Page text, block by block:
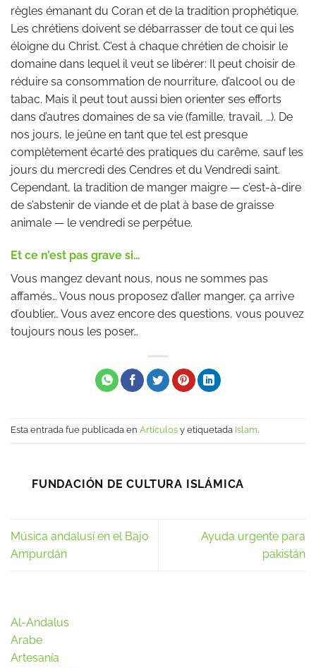
règles émanant du Coran et de la tradition prophétique.
Les chrétiens doivent se débarrasser de tout ce qui les
éloigne du Christ. C’est à chaque chrétien de choisir le
domaine dans lequel il veut se libérer: Il peut choisir de
réduire sa consommation de nourriture, d’alcool ou de
tabac. Mais il peut tout aussi bien orienter ses efforts
dans d’autres domaines de sa vie (famille, travail, …). De
nos jours, le jeûne en tant que tel est presque
complètement écarté des pratiques du carême, sauf les
jours du mercredi des Cendres et du Vendredi saint.
Cependant, la tradition de manger maigre — c’est-à-dire
de s’abstenir de viande et de plat à base de graisse
animale — le vendredi se perpétue.
Et ce n’est pas grave si…
Vous mangez devant nous, nous ne sommes pas
affamés… Vous nous proposez d’aller manger, ça arrive
d’oublier… Vous avez encore des questions, vous pouvez
toujours nous les poser…
Esta entrada fue publicada en Artículos y etiquetada Islam.
FUNDACIÓN DE CULTURA ISLÁMICA
Música andalusí en el Bajo
Ampurdán
Ayuda urgente para
pakistán
Al-Andalus
Arabe
Artesanía